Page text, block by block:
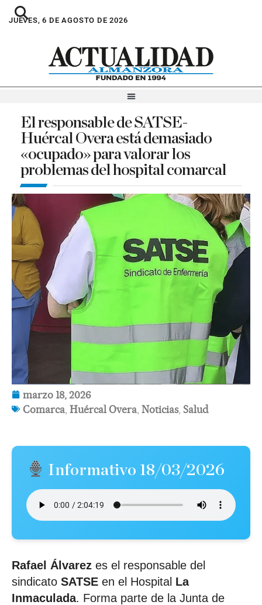
JUEVES, 6 DE AGOSTO DE 2026
El responsable de SATSE-
Huércal Overa está demasiado
«ocupado» para valorar los
problemas del hospital comarcal
marzo 18, 2026
Comarca Huércal Overa Noticias, Salud
Informativo 18/03/2026
Rafael Álvarez es el responsable del
sindicato SATSE en el Hospital La
Inmaculada. Forma parte de la Junta de